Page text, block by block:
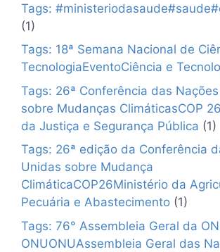
Tags:
(1)
Tags: 18ª Semana Nacional de
TecnologiaEventoCiência e
Tags: 26ª Conferência das
sobre Mudanças ClimáticasCOP
da Justiça e Segurança Pública (1)
Tags: 26ª edição da Conferência
Unidas sobre Mudança
ClimáticaCOP26Ministério da
Pecuária e Abastecimento (1)
Tags: 76° Assembleia Geral da
ONUONUAssembleia Geral das